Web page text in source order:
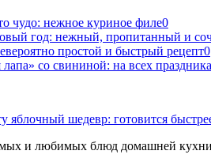
чудо: нежное куриное филе0
год: нежный, пропитанный и
простой и быстрый рецепт0
со свининой: на всех
шедевр: готовится
и любимых блюд домашней